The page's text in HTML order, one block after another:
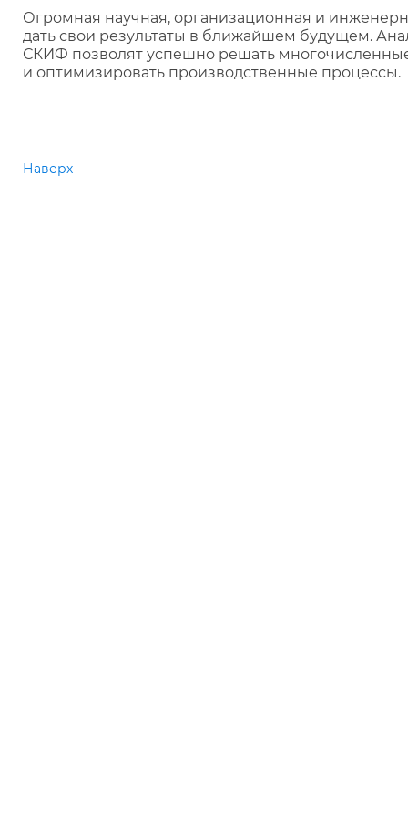
Огромная научная, организационная и
дать свои результаты в ближайшем будущем.
СКИФ позволят успешно решать
и оптимизировать производственные процессы.
Наверх